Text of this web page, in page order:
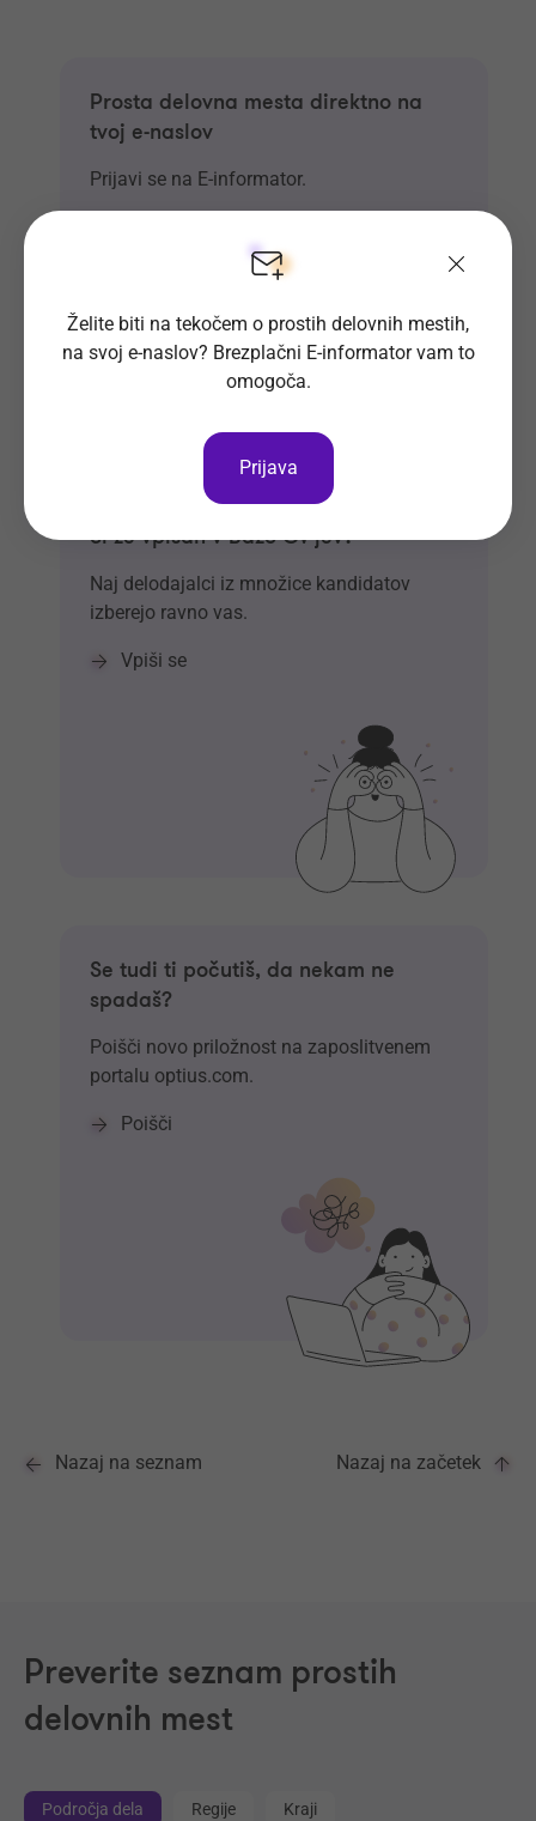
Prosta delovna mesta direktno na
tvoj e-naslov
Prijavi se na E-informator.
Si že vpisan v Bazo CV-jev?
Naj delodajalci iz množice kandidatov
izberejo ravno vas.
Vpiši se
Se tudi ti počutiš, da nekam ne
spadaš?
Poišči novo priložnost na zaposlitvenem
portalu optius.com.
Poišči
Nazaj na seznam Nazaj na začetek
Preverite seznam prostih
delovnih mest
Področja dela Regije Kraji
Želite biti na tekočem o prostih delovnih mestih,
na svoj e-naslov? Brezplačni E-informator vam to
omogoča.
Prijava